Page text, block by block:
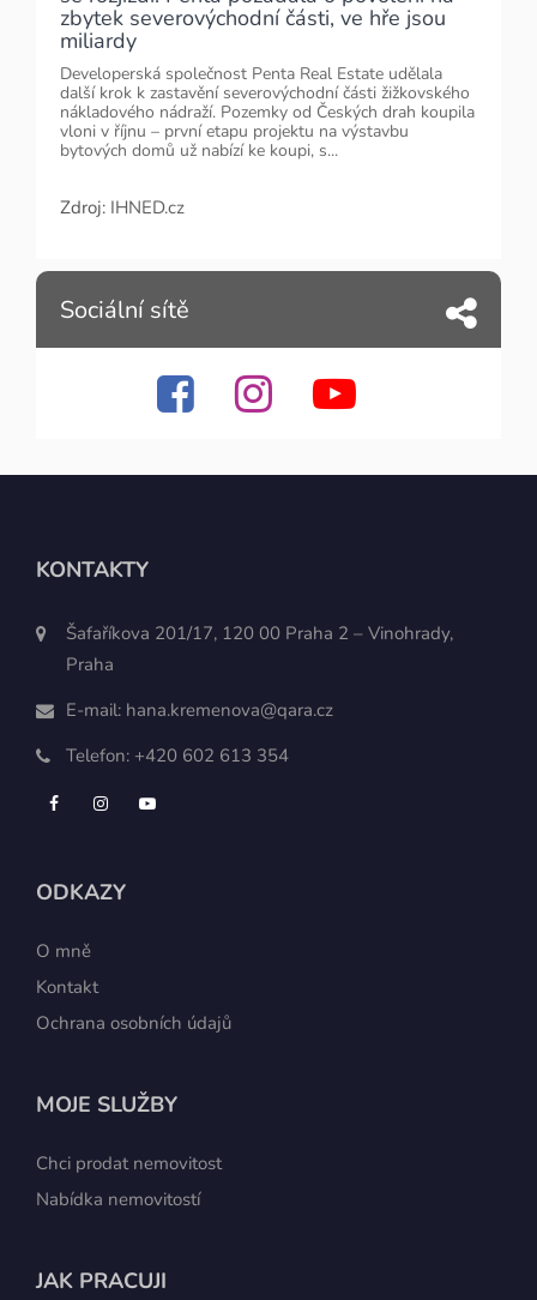
zbytek severovýchodní části, ve hře jsou
miliardy
Developerská společnost Penta Real Estate udělala
další krok k zastavění severovýchodní části žižkovského
nákladového nádraží. Pozemky od Českých drah koupila
vloni v říjnu – první etapu projektu na výstavbu
bytových domů už nabízí ke koupi, s...
Zdroj: IHNED.cz
Sociální sítě
KONTAKTY
Šafaříkova 201/17, 120 00 Praha 2 – Vinohrady,
Praha
E-mail: hana.kremenova@qara.cz
Telefon: +420 602 613 354
ODKAZY
O mně
Kontakt
Ochrana osobních údajů
MOJE SLUŽBY
Chci prodat nemovitost
Nabídka nemovitostí
JAK PRACUJI